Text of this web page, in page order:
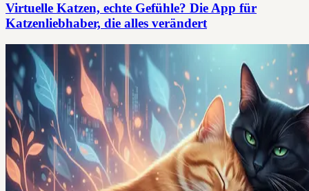
Virtuelle Katzen, echte Gefühle? Die App für
Katzenliebhaber, die alles verändert